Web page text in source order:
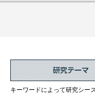
キーワードによって研究シー